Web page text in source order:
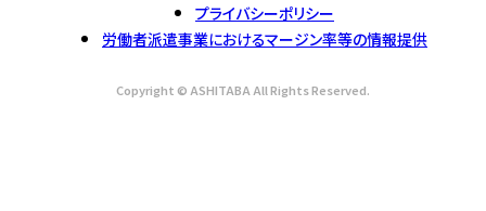
プライバシーポリシー
労働者派遣事業におけるマージン率等の情報提供
Copyright © ASHITABA All Rights Reserved.